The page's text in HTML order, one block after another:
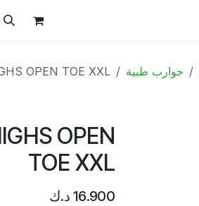
جوارب طبية OPEN TOE XXL
OPEN
TOE XXL
16.900 د.ك